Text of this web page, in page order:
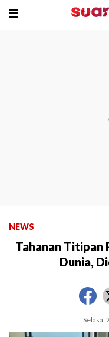
NEWS
Tahanan Titipan
Dunia,
Selasa,